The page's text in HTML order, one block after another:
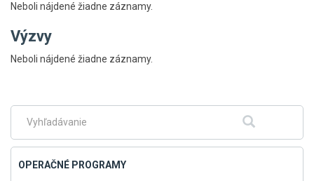
Neboli nájdené žiadne záznamy.
Výzvy
Neboli nájdené žiadne záznamy.
menu
Fulltextové
Hľadať
OPERAČNÉ PROGRAMY